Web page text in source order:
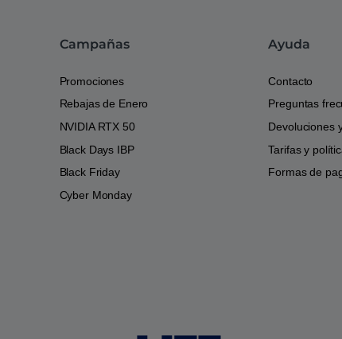
Campañas
Promociones
Rebajas de Enero
NVIDIA RTX 50
Black Days IBP
Black Friday
Cyber Monday
Ayuda
Contacto
Preguntas
Devoluciones
Tarifas y
Formas de